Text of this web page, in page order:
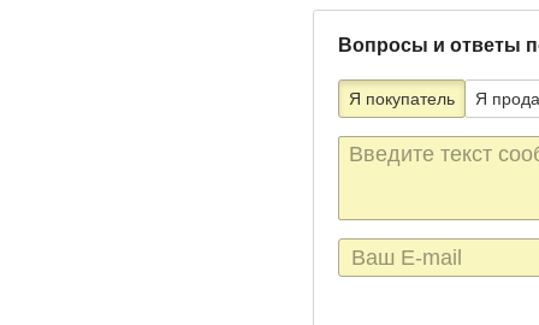
Вопросы и ответы
Я покупатель Я
Текст
сообщения
E-
mail